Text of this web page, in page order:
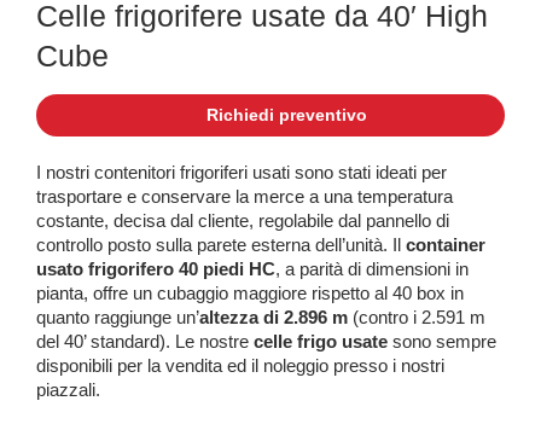
Celle frigorifere usate da 40′ High
Cube
Richiedi preventivo
I nostri contenitori frigoriferi usati sono stati ideati per
trasportare e conservare la merce a una temperatura
costante, decisa dal cliente, regolabile dal pannello di
controllo posto sulla parete esterna dell’unità. Il container
usato frigorifero 40 piedi HC, a parità di dimensioni in
pianta, offre un cubaggio maggiore rispetto al 40 box in
quanto raggiunge un’altezza di 2.896 m (contro i 2.591 m
del 40’ standard). Le nostre celle frigo usate sono sempre
disponibili per la vendita ed il noleggio presso i nostri
piazzali.